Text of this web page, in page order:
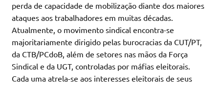
perda de capacidade de mobilização diante dos maiores
ataques aos trabalhadores em muitas décadas.
Atualmente, o movimento sindical encontra-se
majoritariamente dirigido pelas burocracias da CUT/PT,
da CTB/PCdoB, além de setores nas mãos da Força
Sindical e da UGT, controladas por máfias eleitorais.
Cada uma atrela-se aos interesses eleitorais de seus